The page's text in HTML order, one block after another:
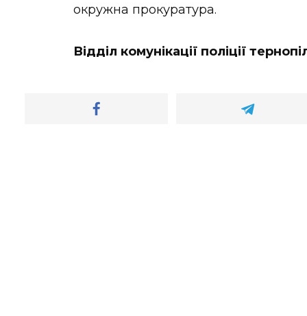
окружна прокуратура.
Відділ комунікації поліції